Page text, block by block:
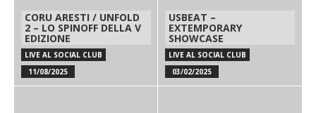
CORU ARESTI / UNFOLD
2 – LO SPINOFF DELLA V
EDIZIONE
LIVE AL SOCIAL CLUB
11/08/2025
USBEAT –
EXTEMPORARY
SHOWCASE
LIVE AL SOCIAL CLUB
03/02/2025